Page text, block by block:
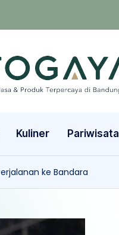
Kuliner Pariwisata
ke Bandara